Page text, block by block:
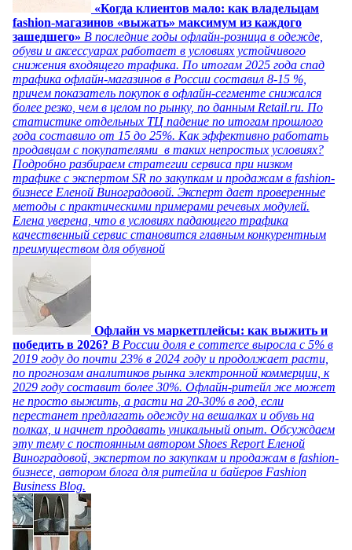
«Когда клиентов мало: как владельцам
fashion-магазинов «выжать» максимум из каждого
зашедшего» В последние годы офлайн-розница в одежде,
обуви и аксессуарах работает в условиях устойчивого
снижения входящего трафика. По итогам 2025 года спад
трафика офлайн-магазинов в России составил 8-15 %,
причем показатель покупок в офлайн-сегменте снижался
более резко, чем в целом по рынку, по данным Retail.ru. По
статистике отдельных ТЦ падение по итогам прошлого
года составило от 15 до 25%. Как эффективно работать
продавцам с покупателями в таких непростых условиях?
Подробно разбираем стратегии сервиса при низком
трафике с экспертом SR по закупкам и продажам в fashion-
бизнесе Еленой Виноградовой. Эксперт дает проверенные
методы с практическими примерами речевых модулей.
Елена уверена, что в условиях падающего трафика
качественный сервис становится главным конкурентным
преимуществом для обувной
Офлайн vs маркетплейсы: как выжить и
победить в 2026? В России доля e commerce выросла с 5% в
2019 году до почти 23% в 2024 году и продолжает расти,
по прогнозам аналитиков рынка электронной коммерции, к
2029 году составит более 30%. Офлайн-ритейл же может
не просто выжить, а расти на 20-30% в год, если
перестанет предлагать одежду на вешалках и обувь на
полках, и начнет продавать уникальный опыт. Обсуждаем
эту тему с постоянным автором Shoes Report Еленой
Виноградовой, экспертом по закупкам и продажам в fashion-
бизнесе, автором блога для ритейла и байеров Fashion
Business Blog.